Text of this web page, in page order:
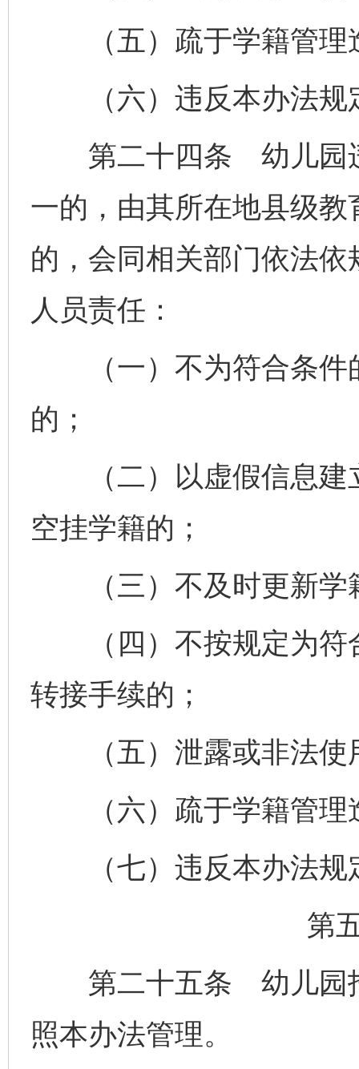
（五）疏于学籍管理
（六）违反本办法规
第二十四条 幼儿园违
一的，由其所在地县级
的，会同相关部门依法
人员责任：
（一）不为符合条件
的；
（二）以虚假信息建
空挂学籍的；
（三）不及时更新学
（四）不按规定为符
转接手续的；
（五）泄露或非法使
（六）疏于学籍管理
（七）违反本办法规
第
第二十五条 幼儿园
照本办法管理。